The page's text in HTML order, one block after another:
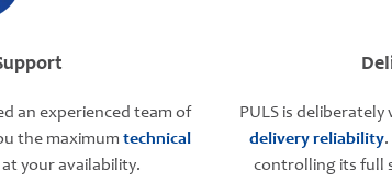
an experienced team of
the maximum technical
at your availability.
PULS is
delivery reliability
controlling its full